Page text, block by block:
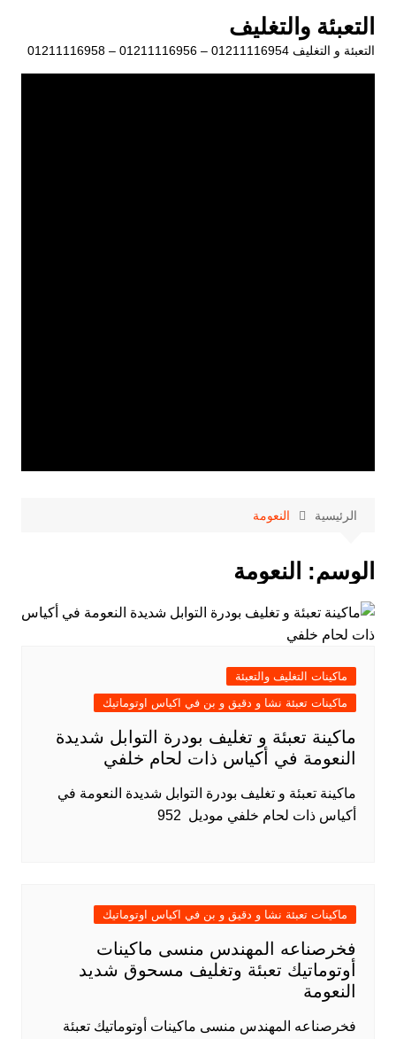
المحتوى
التعبئة والتغليف
التعبئة و التغليف 01211116954 – 01211116956 – 01211116958
الرئيسية النعومة
الوسم: النعومة
ماكينات التغليف والتعبئة
ماكينات تعبئة نشا و دقيق و بن في اكياس اوتوماتيك
ماكينة تعبئة و تغليف بودرة التوابل شديدة
النعومة في أكياس ذات لحام خلفي
ماكينة تعبئة و تغليف بودرة التوابل شديدة النعومة في
أكياس ذات لحام خلفي موديل 952
ماكينات تعبئة نشا و دقيق و بن في اكياس اوتوماتيك
فخرصناعه المهندس منسى ماكينات
أوتوماتيك تعبئة وتغليف مسحوق شديد
النعومة
فخرصناعه المهندس منسى ماكينات أوتوماتيك تعبئة